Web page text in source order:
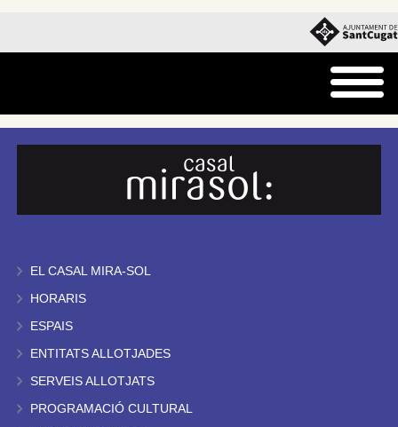
EL CASAL MIRA-SOL
HORARIS
ESPAIS
ENTITATS ALLOTJADES
SERVEIS ALLOTJATS
PROGRAMACIÓ CULTURAL